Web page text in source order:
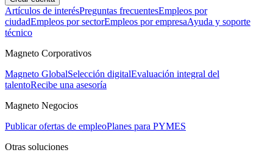
Artículos de interésPreguntas frecuentesEmpleos por
ciudadEmpleos por sectorEmpleos por empresaAyuda y soporte
técnico
Magneto Corporativos
Magneto GlobalSelección digitalEvaluación integral del
talentoRecibe una asesoría
Magneto Negocios
Publicar ofertas de empleoPlanes para PYMES
Otras soluciones